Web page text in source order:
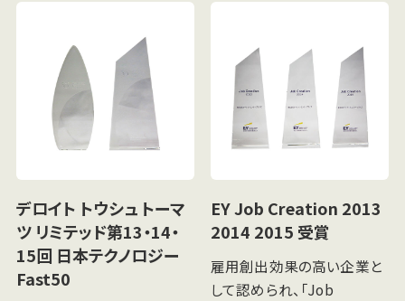
デロイト トウシュ トーマ
ツ リミテッド第13・14・
15回 日本テクノロジー
Fast50
EY Job Creation 2013
2014 2015 受賞
雇用創出効果の高い企業と
して認められ、「Job